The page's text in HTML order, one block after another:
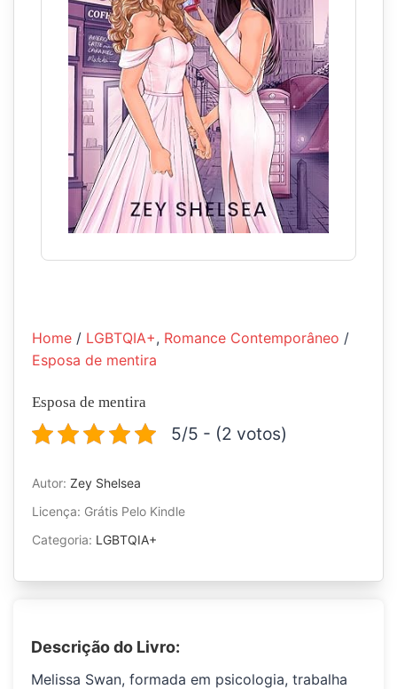
Home / LGBTQIA+, Romance Contemporâneo /
Esposa de mentira
Esposa de mentira
5/5 - (2 votos)
Autor: Zey Shelsea
Licença: Grátis Pelo Kindle
Categoria: LGBTQIA+
Descrição do Livro:
Melissa Swan, formada em psicologia, trabalha